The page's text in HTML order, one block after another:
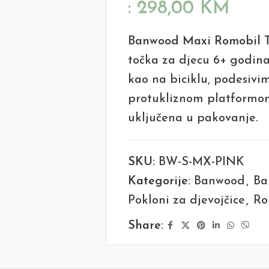
: 298,00 KM
Banwood Maxi Romobil
točka za djecu 6+
kao na biciklu,
protukliznom
uključena u pakovanje.
SKU: BW-S-MX-PINK
Kategorije: Banwood ,
Pokloni za djevojčice ,
Share: